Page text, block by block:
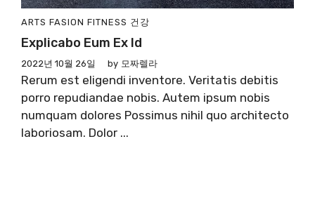
ARTS FASION FITNESS 건강
Explicabo Eum Ex Id
2022년 10월 26일 by 모짜렐라
Rerum est eligendi inventore. Veritatis debitis
porro repudiandae nobis. Autem ipsum nobis
numquam dolores Possimus nihil quo architecto
laboriosam. Dolor ...